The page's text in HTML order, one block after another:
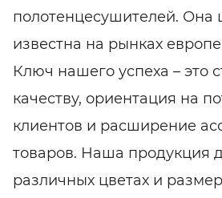
полотенцесушителей. Она
известна на рынках
Ключ нашего успеха – это
качеству, ориентация на
клиентов и расширение
товаров. Наша продукция
различных цветах и